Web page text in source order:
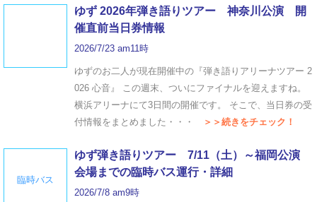
ゆず 2026年弾き語りツアー 神奈川公演 開
催直前当日券情報
2026/7/23 am11時
ゆずのお二人が現在開催中の『弾き語りアリーナツアー 2
026 心音』 この週末、ついにファイナルを迎えますね。
横浜アリーナにて3日間の開催です。 そこで、当日券の受
付情報をまとめました・・・
＞＞続きをチェック！
臨時バス
ゆず弾き語りツアー 7/11（土）～福岡公演
会場までの臨時バス運行・詳細
2026/7/8 am9時